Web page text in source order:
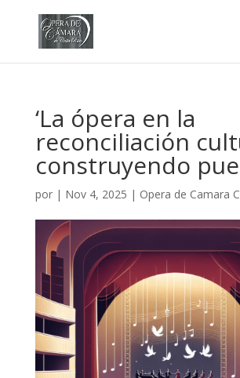
‘La ópera en la
reconciliación
construyendo
por | Nov 4, 2025 | Opera de Camara